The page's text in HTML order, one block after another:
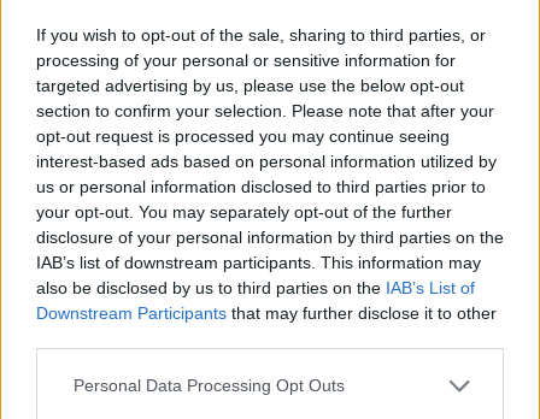
If you wish to opt-out of the sale, sharing to third parties, or
processing of your personal or sensitive information for
targeted advertising by us, please use the below opt-out
section to confirm your selection. Please note that after your
opt-out request is processed you may continue seeing
interest-based ads based on personal information utilized by
us or personal information disclosed to third parties prior to
your opt-out. You may separately opt-out of the further
disclosure of your personal information by third parties on the
IAB’s list of downstream participants. This information may
also be disclosed by us to third parties on the IAB’s List of
Downstream Participants that may further disclose it to other
Personal Data Processing Opt Outs
Geopolítica de Crisis
Suelta y confía
Por María Comesaña
Votantes y votados
Juan Manuel Beltrán
El Conflicto de Oriente Medio:
Un Nuevo Orden Autoritario
en Construcción
Por
Álvaro Frutos Rosado y Gabinete
Geopolítica de Crisis